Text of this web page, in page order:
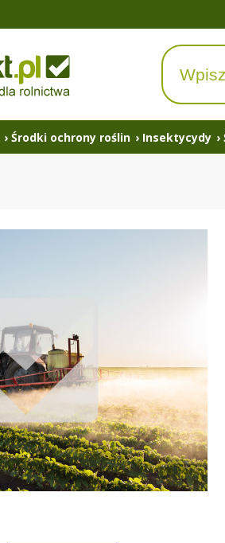
› Środki ochrony roślin › Insektycydy ›